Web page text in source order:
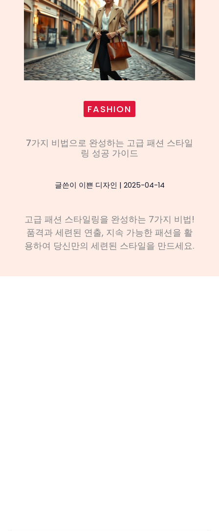
FASHION
7가지 비법으로 완성하는 고급 패션 스타일
링 성공 가이드
글쓴이 이쁜 디자인 | 2025-04-14
고급 패션 스타일링을 완성하는 7가지 비법!
품격과 세련된 연출, 지속 가능한 패션을 활
용하여 당신만의 세련된 스타일을 만드세요.